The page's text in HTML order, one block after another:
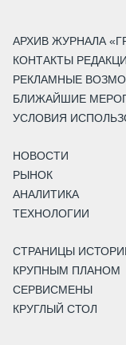
АРХИВ ЖУРНАЛА
КОНТАКТЫ
РЕКЛАМНЫЕ
БЛИЖАЙШИЕ
УСЛОВИЯ
НОВОСТИ
РЫНОК
АНАЛИТИКА
ТЕХНОЛОГИИ
СТРАНИЦЫ
КРУПНЫМ ПЛАНОМ
СЕРВИСМЕНЫ
КРУГЛЫЙ СТОЛ